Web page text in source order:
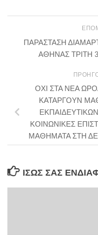
ΠΑΡΑΣΤΑΣΗ
ΑΘΗΝΑΣ ΤΡΙΤΗ
ΟΧΙ ΣΤΑ ΝΕΑ
ΚΑΤΑΡΓΟΥΝ
ΚΟΙΝΩΝΙΚΕΣ
ΜΑΘΗΜΑΤΑ ΣΤΗ
ΊΣΩΣ ΣΑΣ